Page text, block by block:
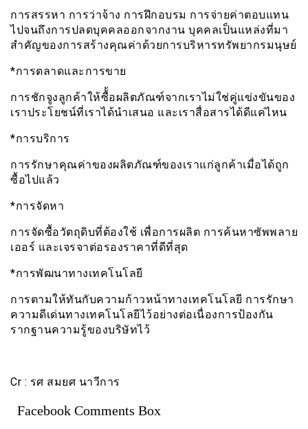
การสรรหา การว่าจ้าง การฝึกอบรม การจ่ายค่าตอบแทน
ไปจนถึงการปลดบุคคลออกจากงาน บุคคลเป็นแหล่งที่มา
สำคัญของการสร้างคุณค่าด้วยการบริหารทรัพยากรมนุษย์
*การตลาดและการขาย
การชักจูงลูกค้าให้ซื้้อผลิตภัณฑ์จากเราไม่ใช่คู่แข่งขันของ
เราประโยชน์ที่เราได้นำเสนอ และเราสื่อสารได้ดีแค่ไหน
*การบริการ
การรักษาคุณค่าของผลิตภัณฑ์ของเราแก่ลูกค้าเมื่อได้ถูก
ซื้อไปแล้ว
*การจัดหา
การจัดซื้อวัตถุดิบที่ต้องใช้ เพื่อการผลิต การค้นหาซัพพลาย
เออร์ และเจรจาต่อรองราคาที่ดีที่สุด
*การพัฒนาทางเทคโนโลยี
การตามให้ทันกับความก้าวหน้าทางเทคโนโลยี การรักษา
ความดีเด่นทางเทคโนโลยีไว้อย่างต่อเนื่องการป้องกัน
รากฐานความรู้ของบริษัทไว้
Cr : รศ สมยศ นาวีการ
Facebook Comments Box